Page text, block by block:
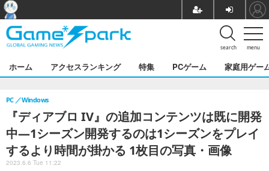
menu
search
ホーム アクセスランキング 特集 PCゲーム 家庭用ゲー
『ディアブロ IV』の追加コンテンツは既に開発
中―1シーズン開発するのは1シーズンをプレイ
するより時間が掛かる 1枚目の写真・画像
PC Windows
2023.6.6 Tue 11:22